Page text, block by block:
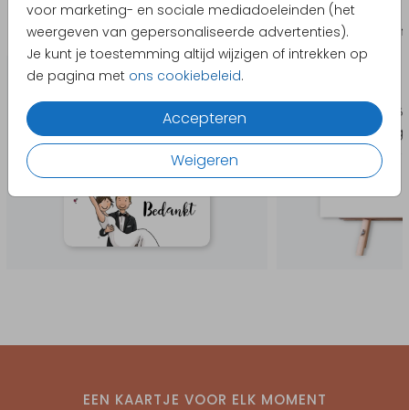
voor marketing- en sociale mediadoeleinden (het
weergeven van gepersonaliseerde advertenties).
Je kunt je toestemming altijd wijzigen of intrekken op
de pagina met ons cookiebeleid.
Accepteren
Weigeren
Bedankkaart
EEN KAARTJE VOOR ELK MOMENT